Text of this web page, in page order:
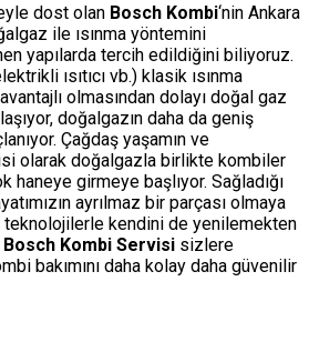
dost olan Bosch Kombi‘nin Ankara
ile ısınma yöntemini
yapılarda tercih edildiğini biliyoruz.
ısıtıcı vb.) klasik ısınma
olmasından dolayı doğal gaz
doğalgazın daha da geniş
Çağdaş yaşamın ve
olarak doğalgazla birlikte kombiler
haneye girmeye başlıyor. Sağladığı
ayrılmaz bir parçası olmaya
teknolojilerle kendini de yenilemekten
Kombi Servisi sizlere
bakımını daha kolay daha güvenilir